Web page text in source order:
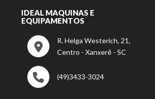
IDEAL MAQUINAS E
EQUIPAMENTOS
R. Helga Westerich, 21,
Centro - Xanxerê - SC
(49)3433-3024